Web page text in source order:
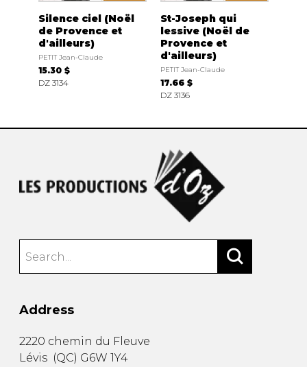
Silence ciel (Noël
de Provence et
d'ailleurs)
PETIT Jean-Claude
15.30 $
DZ 3134
St-Joseph qui
lessive (Noël de
Provence et
d'ailleurs)
PETIT Jean-Claude
17.66 $
DZ 3136
Address
2220 chemin du Fleuve
Lévis (QC) G6W 1Y4